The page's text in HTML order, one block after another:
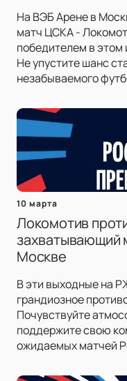
На ВЭБ Арене в
матч ЦСКА -
победителем в этом
Не упустите шанс
незабываемого
10 марта
Локомотив
захватывающий
Москве
В эти выходные на
грандиозное
Почувствуйте
поддержите свою
ожидаемых матчей